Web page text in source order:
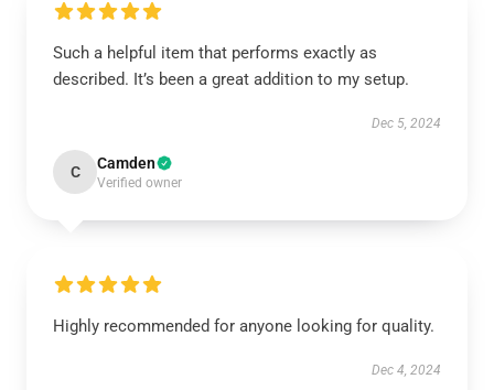
Such a helpful item that performs exactly as
described. It’s been a great addition to my setup.
Dec 5, 2024
C Camden
Verified owner
Highly recommended for anyone looking for quality.
Dec 4, 2024